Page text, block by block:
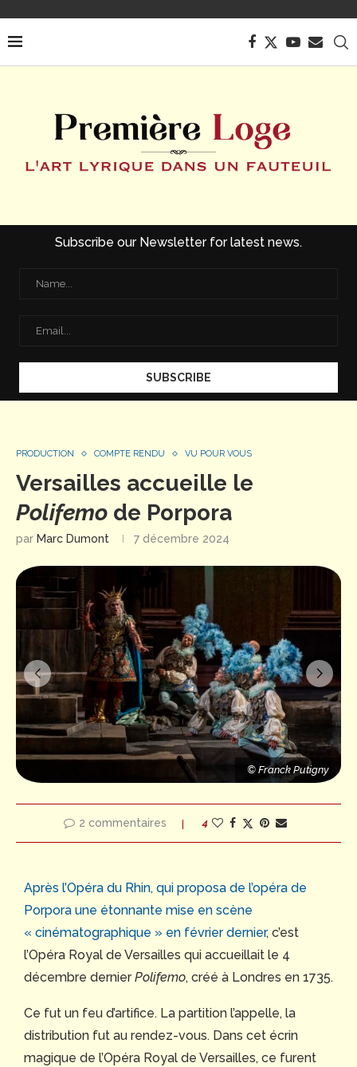
Subscribe our Newsletter for latest news.
PRODUCTION COMPTE RENDU VU POUR VOUS
Versailles accueille le
Polifemo de Porpora
par Marc Dumont 7 décembre 2024
© Franck Putigny
© Franck Putigny
Photo Marc Dumont
2 commentaires 4
Après l’Opéra du Rhin, qui proposa de l’opéra de
Porpora une étonnante mise en scène
« cinématographique » en février dernier, c’est
l’Opéra Royal de Versailles qui accueillait le 4
décembre dernierPolifemo, créé à Londres en 1735.
Ce fut un feu d’artifice. La partition l’appelle, la
distribution fut au rendez-vous. Dans cet écrin
magique de l’Opéra Royal de Versailles, ce furent